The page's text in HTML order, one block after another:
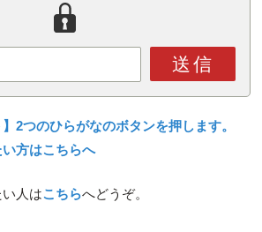
送信
】2つのひらがなのボタンを押します。
方はこちらへ
人はこちらへどうぞ。